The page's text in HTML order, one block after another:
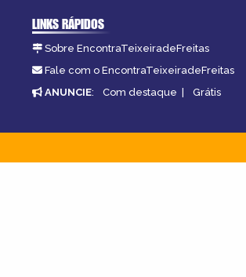
LINKS RÁPIDOS
Sobre EncontraTeixeiradeFreitas
Fale com o EncontraTeixeiradeFreitas
ANUNCIE: Com destaque | Grátis